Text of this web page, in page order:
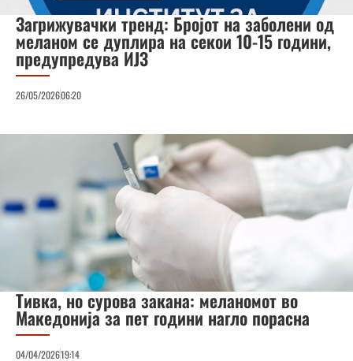
Загрижувачки тренд: Бројот на заболени од
меланом се дуплира на секои 10-15 години,
предупредува ИЈЗ
26/05/202606:20
Тивка, но сурова закана: меланомот во
Македонија за пет години нагло порасна
04/04/202619:14